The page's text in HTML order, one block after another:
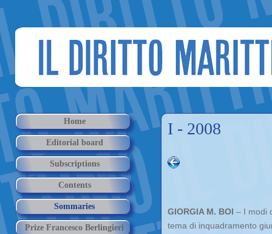
I - 2008
GIORGIA M. BOI – I modi
tema di inquadramento
Home
Editorial board
Subscriptions
Contents
Sommaries
Prize Francesco Berlingieri